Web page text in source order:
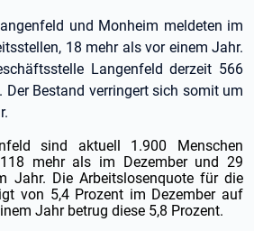
und Monheim meldeten im
18 mehr als vor einem Jahr.
Langenfeld derzeit 566
Der Bestand verringert sich somit um
sind aktuell 1.900 Menschen
mehr als im Dezember und 29
Jahr. Die Arbeitslosenquote für die
von 5,4 Prozent im Dezember auf
Jahr betrug diese 5,8 Prozent.